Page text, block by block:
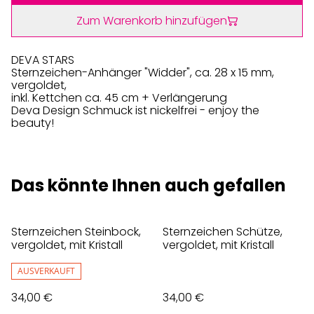
Zum Warenkorb hinzufügen
DEVA STARS
Sternzeichen-Anhänger "Widder", ca. 28 x 15 mm,
vergoldet,
inkl. Kettchen ca. 45 cm + Verlängerung
Deva Design Schmuck ist nickelfrei - enjoy the
beauty!
Das könnte Ihnen auch gefallen
Sternzeichen Steinbock,
vergoldet, mit Kristall
AUSVERKAUFT
34,00 €
Sternzeichen Schütze,
vergoldet, mit Kristall
34,00 €